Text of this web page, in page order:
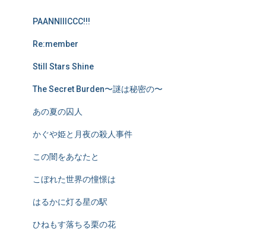
PAANNIIICCC!!!
Re:member
Still Stars Shine
The Secret Burden〜謎は秘密の〜
あの夏の囚人
かぐや姫と月夜の殺人事件
この闇をあなたと
こぼれた世界の憧憬は
はるかに灯る星の駅
ひねもす落ちる栗の花